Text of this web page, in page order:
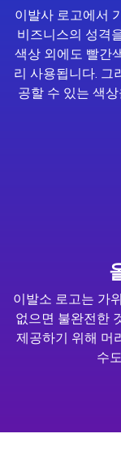
이발사 로고에서
비즈니스의 성격
색상 외에도 빨간
리 사용됩니다. 그
공할 수 있는 색
이발소 로고는 가
없으면 불완전한
제공하기 위해 머
수